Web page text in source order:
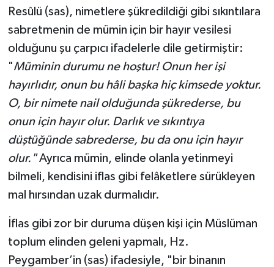
Resûlü (sas), nimetlere şükredildiği gibi sıkıntılara
sabretmenin de mümin için bir hayır vesilesi
olduğunu şu çarpıcı ifadelerle dile getirmiştir:
"Müminin durumu ne hoştur! Onun her işi
hayırlıdır, onun bu hâli başka hiç kimsede yoktur.
O, bir nimete nail olduğunda şükrederse, bu
onun için hayır olur. Darlık ve sıkıntıya
düştüğünde sabrederse, bu da onu için hayır
olur."Ayrıca mümin, elinde olanla yetinmeyi
bilmeli, kendisini iflas gibi felâketlere sürükleyen
mal hırsından uzak durmalıdır.
İflas gibi zor bir duruma düşen kişi için Müslüman
toplum elinden geleni yapmalı, Hz.
Peygamber’in (sas) ifadesiyle, "bir binanın